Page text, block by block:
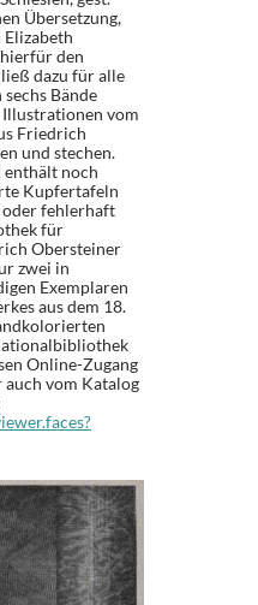
Übersetzung,
den
dazu für alle
Bände
vom
Friedrich
und stechen.
enthält noch
Kupfertafeln
fehlerhaft
für
Obersteiner
zwei in
Exemplaren
aus dem 18.
Online-Zugang
auch vom Katalog